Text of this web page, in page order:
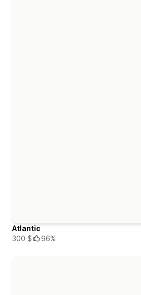
Atlantic
300 $
96%